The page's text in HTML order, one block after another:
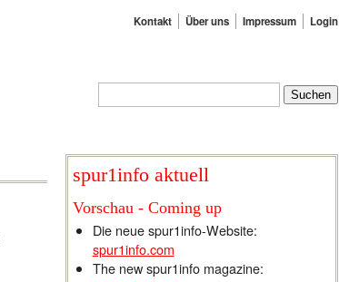
Kontakt Über uns Impressum Login
spur1info aktuell
Vorschau - Coming up
Die neue spur1info-Website:
spur1info.com
The new spur1info magazine: